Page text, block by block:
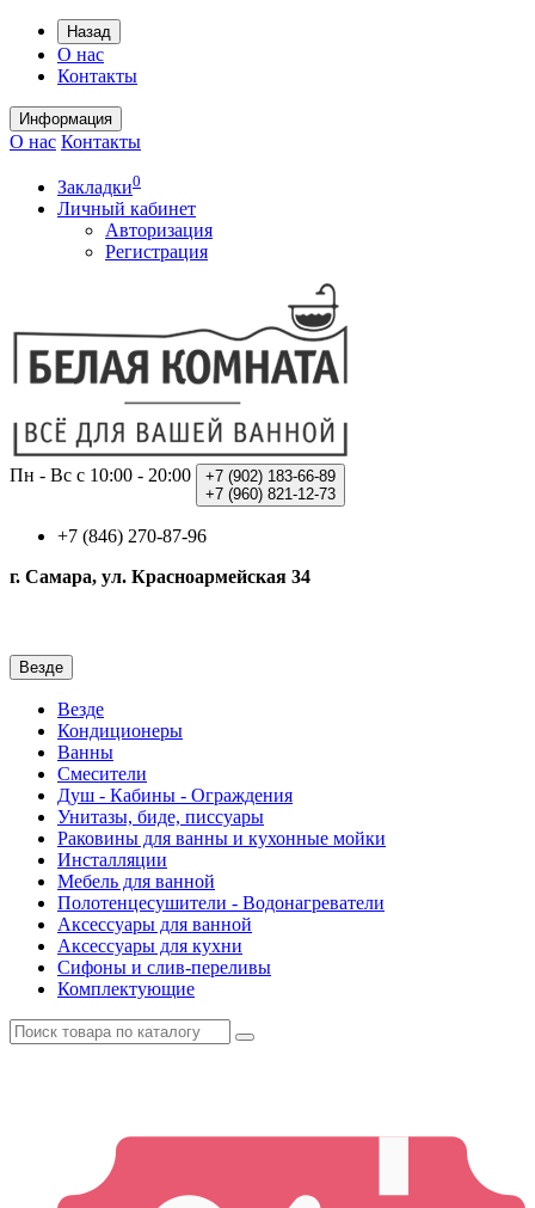
Назад
О нас
Контакты
Информация
О нас Контакты
Закладки0
Личный кабинет
Авторизация
Регистрация
Пн - Вс с 10:00 - 20:00 +7 (902) 183-66-89
+7 (960) 821-12-73
+7 (846) 270-87-96
г. Самара, ул. Красноармейская 34
Везде
Везде
Кондиционеры
Ванны
Смесители
Душ - Кабины - Ограждения
Унитазы, биде, писсуары
Раковины для ванны и кухонные мойки
Инсталляции
Мебель для ванной
Полотенцесушители - Водонагреватели
Аксессуары для ванной
Аксессуары для кухни
Сифоны и слив-переливы
Комплектующие